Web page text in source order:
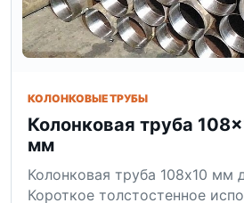
КОЛОНКОВЫЕ ТРУБЫ
Колонковая труба
мм
Колонковая труба 108x10 мм
Короткое толстостенное